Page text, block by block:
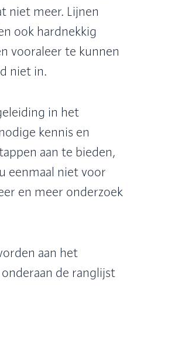
niet meer. Lijnen
ook hardnekkig
vooraleer te kunnen
niet in.
in het
kennis en
aan te bieden,
eenmaal niet voor
en meer onderzoek
aan het
de ranglijst